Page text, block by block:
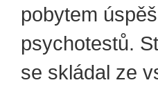
pobytem
psychotestů.
se skládal ze